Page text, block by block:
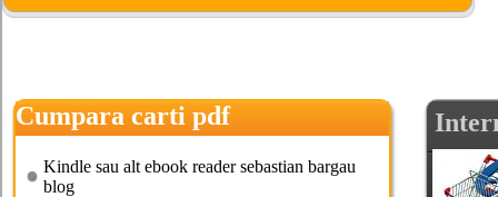
Cumpara carti pdf
Kindle sau alt ebook reader sebastian bargau
blog